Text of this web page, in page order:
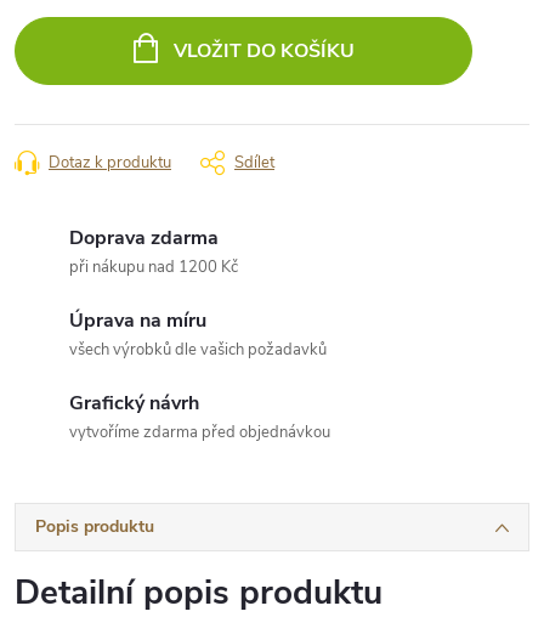
cena:
VLOŽIT DO KOŠÍKU
Dotaz k produktu Sdílet
Doprava zdarma
při nákupu nad 1200 Kč
Úprava na míru
všech výrobků dle vašich požadavků
Grafický návrh
vytvoříme zdarma před objednávkou
Popis produktu
Detailní popis produktu